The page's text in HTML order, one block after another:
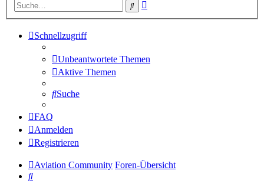
Suche
Schnellzugriff
Unbeantwortete Themen
Aktive Themen
Suche
FAQ
Anmelden
Registrieren
Aviation Community Foren-Übersicht
Suche